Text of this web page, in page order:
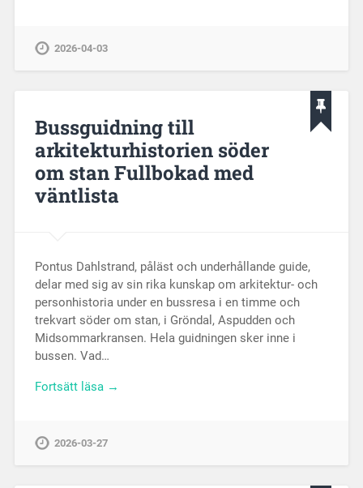
2026-04-03
Bussguidning till
arkitekturhistorien söder
om stan Fullbokad med
väntlista
Pontus Dahlstrand, påläst och underhållande guide,
delar med sig av sin rika kunskap om arkitektur- och
personhistoria under en bussresa i en timme och
trekvart söder om stan, i Gröndal, Aspudden och
Midsommarkransen. Hela guidningen sker inne i
bussen. Vad…
Fortsätt läsa →
2026-03-27